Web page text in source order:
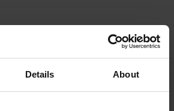
Details About
人风景的史诗级旅途中体验公路自驾
看这些来自西澳大利亚州各地的冒险